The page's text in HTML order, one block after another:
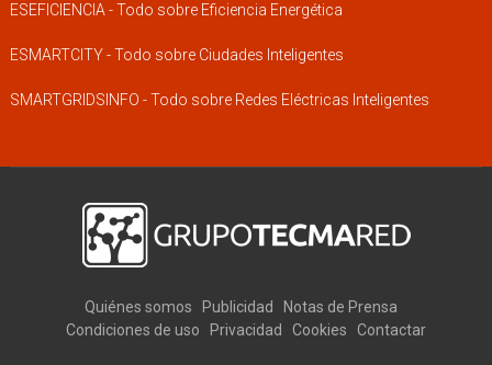
ESEFICIENCIA - Todo sobre Eficiencia Energética
ESMARTCITY - Todo sobre Ciudades Inteligentes
SMARTGRIDSINFO - Todo sobre Redes Eléctricas Inteligentes
Quiénes somos Publicidad
Notas de Prensa
Condiciones de uso
Privacidad Cookies Contactar